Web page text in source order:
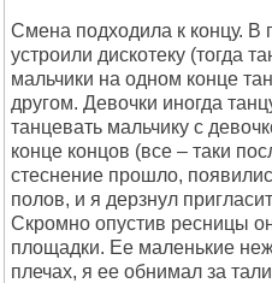
Смена подходила к концу.
устроили дискотеку (тогда
мальчики на одном конце
другом. Девочки иногда
танцевать мальчику с
конце концов (все – таки
стеснение прошло,
полов, и я дерзнул
Скромно опустив ресницы
площадки. Ее маленькие
плечах, я ее обнимал за